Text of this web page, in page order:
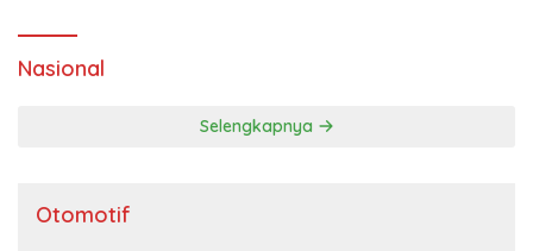
Nasional
Selengkapnya
Otomotif